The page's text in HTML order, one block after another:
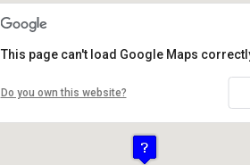
This page can't load Google Maps
Do you own this website?